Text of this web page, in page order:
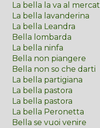
La bella la va al
La bella lavanderina
La bella Leandra
Bella lombarda
La bella ninfa
Bella non piangere
Bella non so che darti
La bella partigiana
La bella pastora
La bella pastora
La bella Peronetta
Bella se vuoi venire